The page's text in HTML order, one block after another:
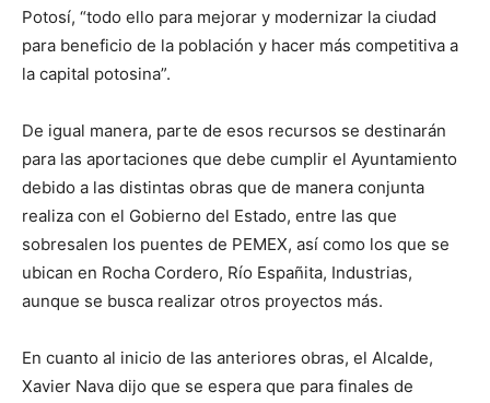
Potosí, “todo ello para mejorar y modernizar la ciudad
para beneficio de la población y hacer más competitiva a
la capital potosina”.
De igual manera, parte de esos recursos se destinarán
para las aportaciones que debe cumplir el Ayuntamiento
debido a las distintas obras que de manera conjunta
realiza con el Gobierno del Estado, entre las que
sobresalen los puentes de PEMEX, así como los que se
ubican en Rocha Cordero, Río Españita, Industrias,
aunque se busca realizar otros proyectos más.
En cuanto al inicio de las anteriores obras, el Alcalde,
Xavier Nava dijo que se espera que para finales de